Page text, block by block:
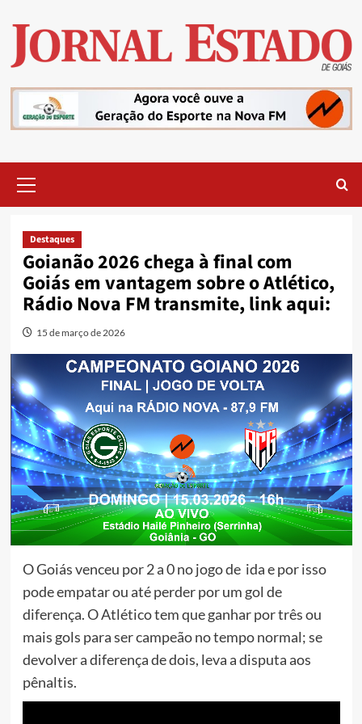
content
Menu
Destaques
Goianão 2026 chega à final com
Goiás em vantagem sobre o Atlético,
Rádio Nova FM transmite, link aqui:
15 de março de 2026
O Goiás venceu por 2 a 0 no jogo de ida e por isso
pode empatar ou até perder por um gol de
diferença. O Atlético tem que ganhar por três ou
mais gols para ser campeão no tempo normal; se
devolver a diferença de dois, leva a disputa aos
pênaltis.